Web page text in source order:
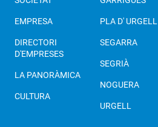
EMPRESA
DIRECTORI
D'EMPRESES
LA PANORÀMICA
CULTURA
PLA D' URGELL
SEGARRA
SEGRIÀ
NOGUERA
URGELL